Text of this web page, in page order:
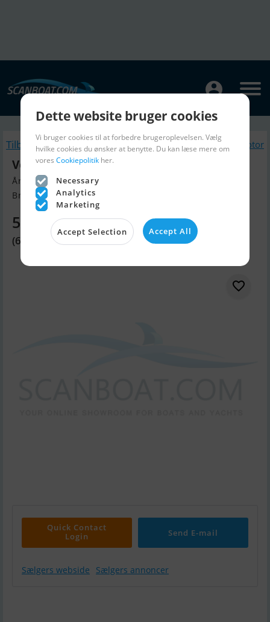
Tilbage Lignende Bådmotor
Volvo 150S
Årgang 2026, Bådmotor til salg
Breege, Tyskland
51.510 DKK
(6.900 EUR)
Quick Contact
Login
Send E-mail
Sælgers webside Sælgers annoncer
Dette website bruger cookies
Vi bruger cookies til at forbedre brugeroplevelsen. Vælg
hvilke cookies du ønsker at benytte. Du kan læse mere om
vores Cookiepolitik her.
Necessary
Analytics
Marketing
Accept Selection Accept All